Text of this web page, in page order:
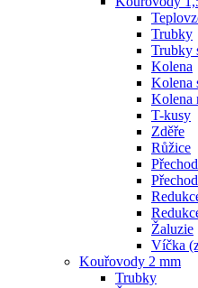
Trubky
Trubky
Kolena
Kolena
Kolena
T-kusy
Zděře
Růžice
Žaluzie
Víčka
Kouřovody 2 mm
Trubky